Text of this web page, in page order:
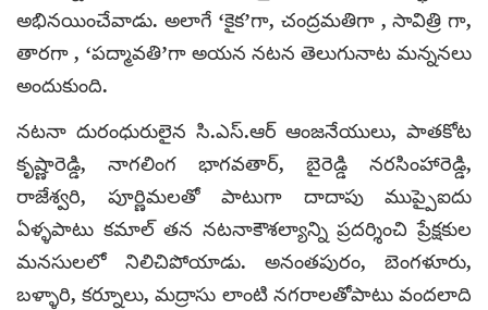
అభినయించేవాడు. అలాగే ‘కైక’గా, చంద్రమతిగా , సావిత్రి గా,
తారగా , ‘పద్మావతి’గా అయన నటన తెలుగునాట మన్ననలు
అందుకుంది.
నటనా దురంధురులైన సి.ఎస్.ఆర్ ఆంజనేయులు, పాతకోట
కృష్ణారెడ్డి, నాగలింగ భాగవతార్, బైరెడ్డి నరసింహారెడ్డి,
రాజేశ్వరి, పూర్ణిమలతో పాటుగా దాదాపు ముప్పైఐదు
ఏళ్ళపాటు కమాల్ తన నటనాకౌశల్యాన్ని ప్రదర్శించి ప్రేక్షకుల
మనసులలో నిలిచిపోయాడు. అనంతపురం, బెంగళూరు,
బళ్ళారి, కర్నూలు, మద్రాసు లాంటి నగరాలతోపాటు వందలాది